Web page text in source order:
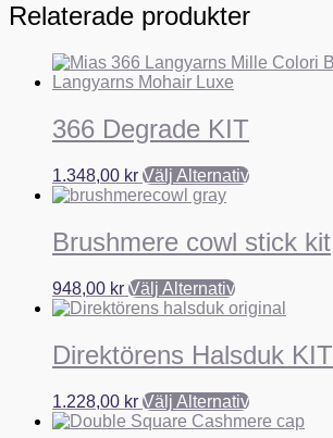
Relaterade produkter
366 Degrade KIT
1.348,00 kr Välj Alternativ
Brushmere cowl stick kit
948,00 kr Välj Alternativ
Direktörens Halsduk KIT
1.228,00 kr Välj Alternativ